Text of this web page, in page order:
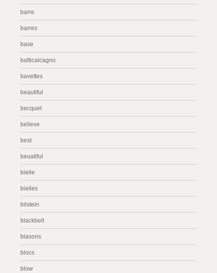
barre
barres
base
batticalcagno
bavettes
beautiful
becquet
believe
best
beuatiful
bielle
bielles
bilstein
blackbelt
blasons
blocs
blow